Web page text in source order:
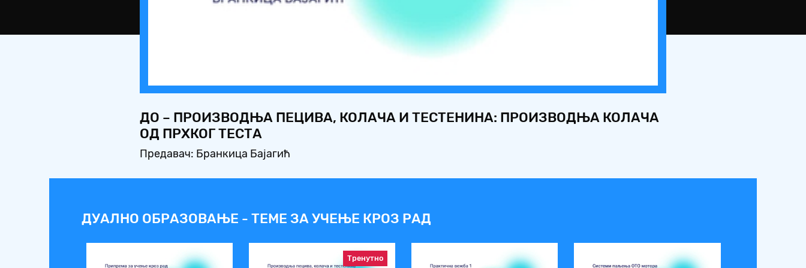
ДО – ПРОИЗВОДЊА ПЕЦИВА, КОЛАЧА И ТЕСТЕНИНА: ПРОИЗВОДЊА КОЛАЧА
ОД ПРХКОГ ТЕСТА
Предавач: Бранкица Бајагић
ДУАЛНО ОБРАЗОВАЊЕ - ТЕМЕ ЗА УЧЕЊЕ КРОЗ РАД
Тренутно